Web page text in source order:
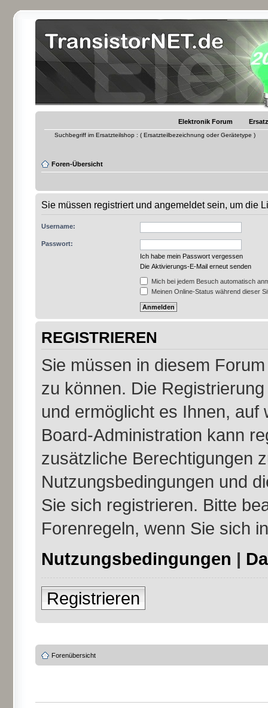
Elektronik Forum
Suchbegriff im Ersatzteilshop : ( Ersatzteilbezeichnung oder Gerätetype )
Foren-Übersicht
Sie müssen registriert und angemeldet sein, um die
Username:
Passwort:
Ich habe mein Passwort vergessen
Die Aktivierungs-E-Mail erneut senden
Mich bei jedem Besuch automatisch
Meinen Online-Status während dieser
REGISTRIEREN
Sie müssen in diesem
zu können. Die
und ermöglicht es Ihnen,
Board-Administration kann
zusätzliche Berechtigungen
Nutzungsbedingungen und
Sie sich registrieren. Bitte
Forenregeln, wenn Sie sich
Nutzungsbedingungen |
Registrieren
Forenübersicht